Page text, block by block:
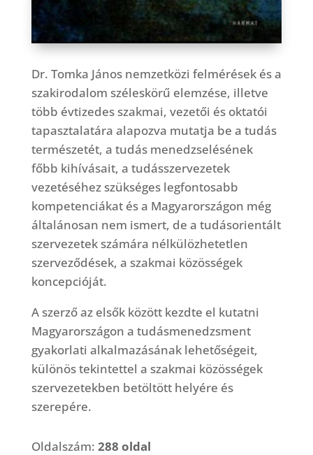
Dr. Tomka János nemzetközi felmérések és a
szakirodalom széleskörű elemzése, illetve
több évtizedes szakmai, vezetői és oktatói
tapasztalatára alapozva mutatja be a tudás
természetét, a tudás menedzselésének
főbb kihívásait, a tudásszervezetek
vezetéséhez szükséges legfontosabb
kompetenciákat és a Magyarországon még
általánosan nem ismert, de a tudásorientált
szervezetek számára nélkülözhetetlen
szerveződések, a szakmai közösségek
koncepcióját.
A szerző az elsők között kezdte el kutatni
Magyarországon a tudásmenedzsment
gyakorlati alkalmazásának lehetőségeit,
különös tekintettel a szakmai közösségek
szervezetekben betöltött helyére és
szerepére.
Oldalszám: 288 oldal